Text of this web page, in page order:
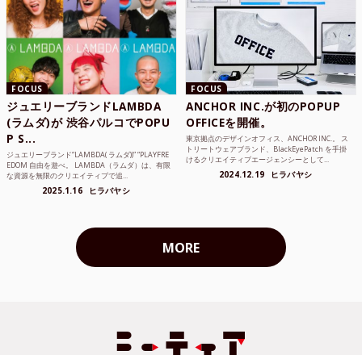
FOCUS
ジュエリーブランドLAMBDA
(ラムダ)が 渋谷パルコでPOPU
P S...
ジュエリーブランド“LAMBDA( ラムダ))” “PLAYFRE
EDOM 自由を遊べ。 LAMBDA（ラムダ）は、有限
な資源を無限のクリエイティブで追...
2025.1.16 ヒラバヤシ
FOCUS
ANCHOR INC.が初のPOPUP
OFFICEを開催。
東京拠点のデザインオフィス、ANCHOR INC.。 ス
トリートウェアブランド、BlackEyePatch を手掛
けるクリエイティブエージェンシーとして...
2024.12.19 ヒラバヤシ
MORE